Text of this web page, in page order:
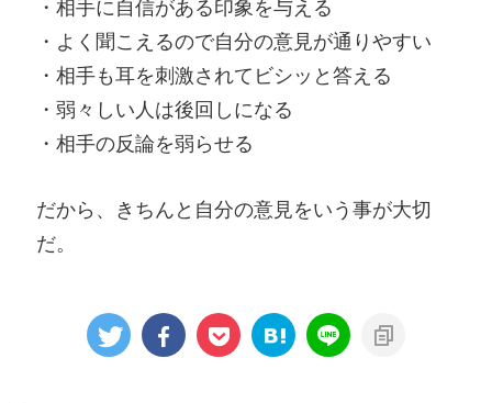
・相手に自信がある印象を与える
・よく聞こえるので自分の意見が通りやすい
・相手も耳を刺激されてビシッと答える
・弱々しい人は後回しになる
・相手の反論を弱らせる
だから、きちんと自分の意見をいう事が大切
だ。